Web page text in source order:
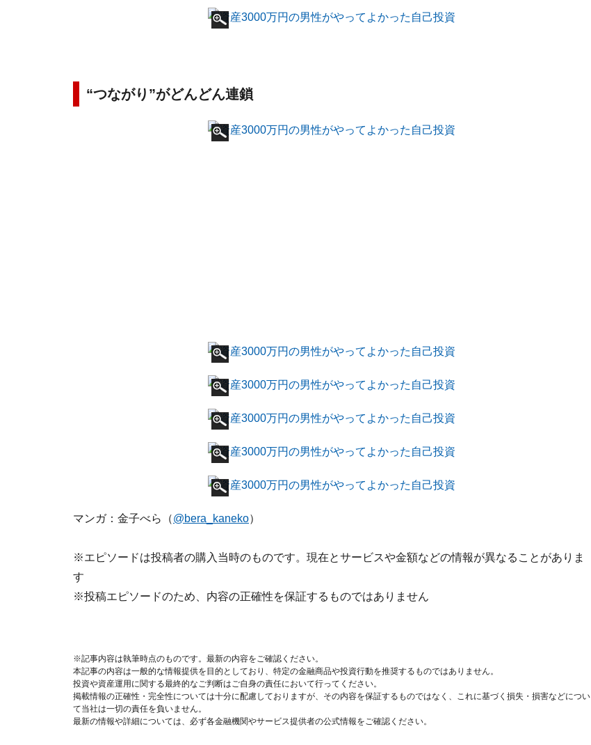
“つながり”がどんどん連鎖
マンガ：金子べら（@bera_kaneko）
※エピソードは投稿者の購入当時のものです。現在とサービスや金額などの情報が異なることがありま
す
※投稿エピソードのため、内容の正確性を保証するものではありません
※記事内容は執筆時点のものです。最新の内容をご確認ください。
本記事の内容は一般的な情報提供を目的としており、特定の金融商品や投資行動を推奨するものではありません。
投資や資産運用に関する最終的なご判断はご自身の責任において行ってください。
掲載情報の正確性・完全性については十分に配慮しておりますが、その内容を保証するものではなく、これに基づく損失・損害などについ
て当社は一切の責任を負いません。
最新の情報や詳細については、必ず各金融機関やサービス提供者の公式情報をご確認ください。